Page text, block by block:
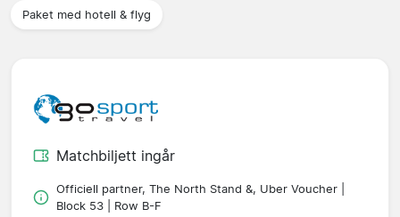
Paket med hotell & flyg
Matchbiljett ingår
Officiell partner, The North Stand &, Uber Voucher |
Block 53 | Row B-F